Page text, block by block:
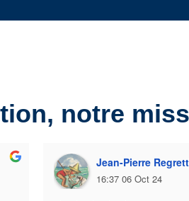
notre
Jean-Pierre
16:37 06 Oct 24